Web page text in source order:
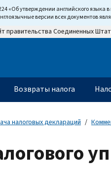
«Об утверждении английского
версии всех документов
правительства Соединенных
Возвраты налога
налоговых деклараций